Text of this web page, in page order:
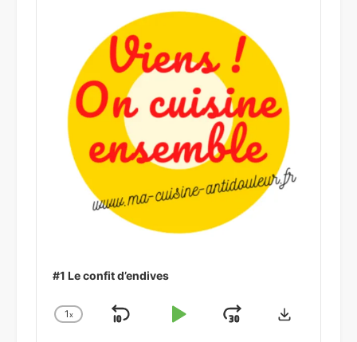
#1 Le confit d’endives
Change
1x
Skip
Play
Jump
Download